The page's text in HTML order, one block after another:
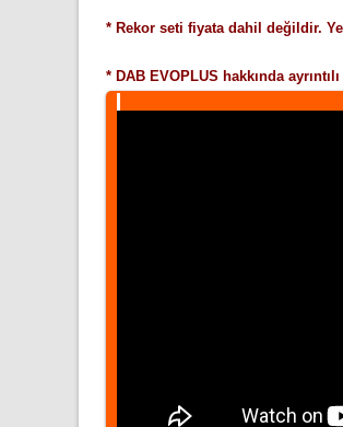
* Rekor seti fiyata dahil değildir.
* DAB EVOPLUS hakkında